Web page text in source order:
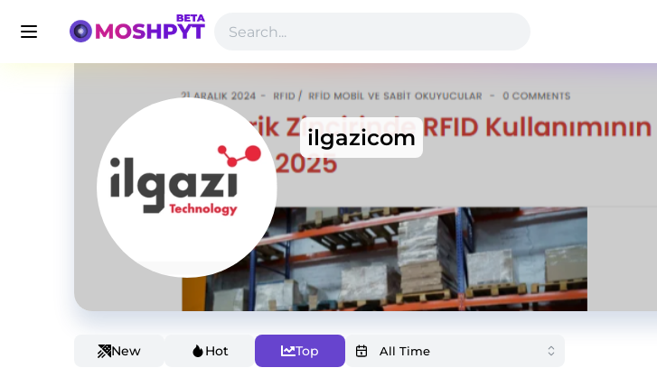
ilgazicom
New Hot Top